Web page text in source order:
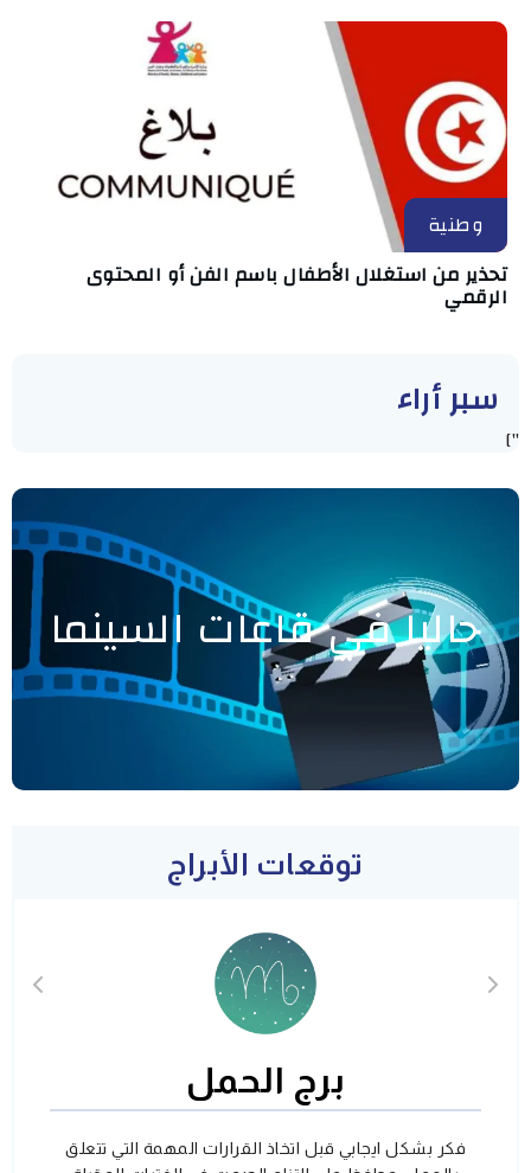
وطنية
تحذير من استغلال الأطفال باسم الفن أو المحتوى
الرقمي
سبر أراء
"]
حاليا في قاعات السينما
توقعات الأبراج
برج الحمل
فكر بشكل ايجابي قبل اتخاذ القرارات المهمة التي تتعلق